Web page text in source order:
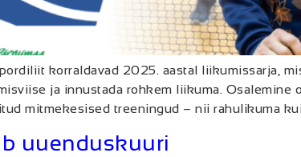
korraldavad 2025. aastal liikumissarja,
ja innustada rohkem liikuma. Osalemine
mitmekesised treeningud – nii rahulikuma
uuenduskuuri